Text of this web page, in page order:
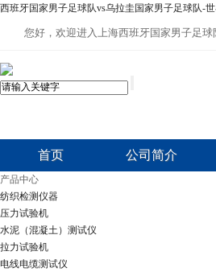
西班牙国家男子足球队vs乌拉圭国家男子足球队-世
您好，欢迎进入上海西班牙国家男子足
首页 公司简介
产品中心
纺织检测仪器
压力试验机
水泥（混凝土）测试仪
拉力试验机
电线电缆测试仪